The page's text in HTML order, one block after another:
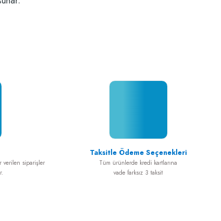
verilen siparişler
Taksitle Ödeme Seçenekleri
Tüm ürünlerde kredi kartlarına
vade farksız 3 taksit